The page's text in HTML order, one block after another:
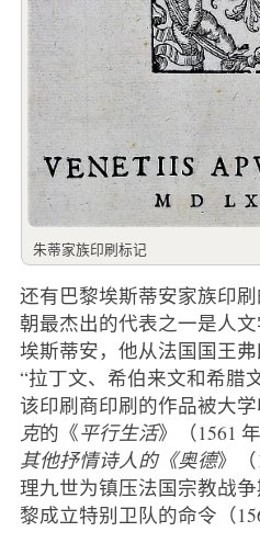
朱蒂家族印刷标记
还有巴黎埃斯蒂安家族印
朝最杰出的代表之一是人
埃斯蒂安，他从法国国王
“拉丁文、希伯来文和希腊
该印刷商印刷的作品被大
克的《平行生活》（1561
其他抒情诗人的《奥德》
理九世为镇压法国宗教战
黎成立特别卫队的命令（